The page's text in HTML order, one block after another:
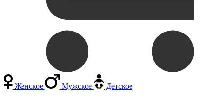
Женское Мужское
Детское